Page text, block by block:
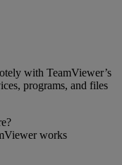
with TeamViewer’s
programs, and files
works